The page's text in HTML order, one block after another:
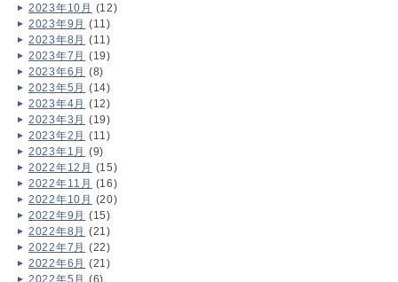
2023年10月 (12)
2023年9月 (11)
2023年8月 (11)
2023年7月 (19)
2023年6月 (8)
2023年5月 (14)
2023年4月 (12)
2023年3月 (19)
2023年2月 (11)
2023年1月 (9)
2022年12月 (15)
2022年11月 (16)
2022年10月 (20)
2022年9月 (15)
2022年8月 (21)
2022年7月 (22)
2022年6月 (21)
2022年5月 (6)